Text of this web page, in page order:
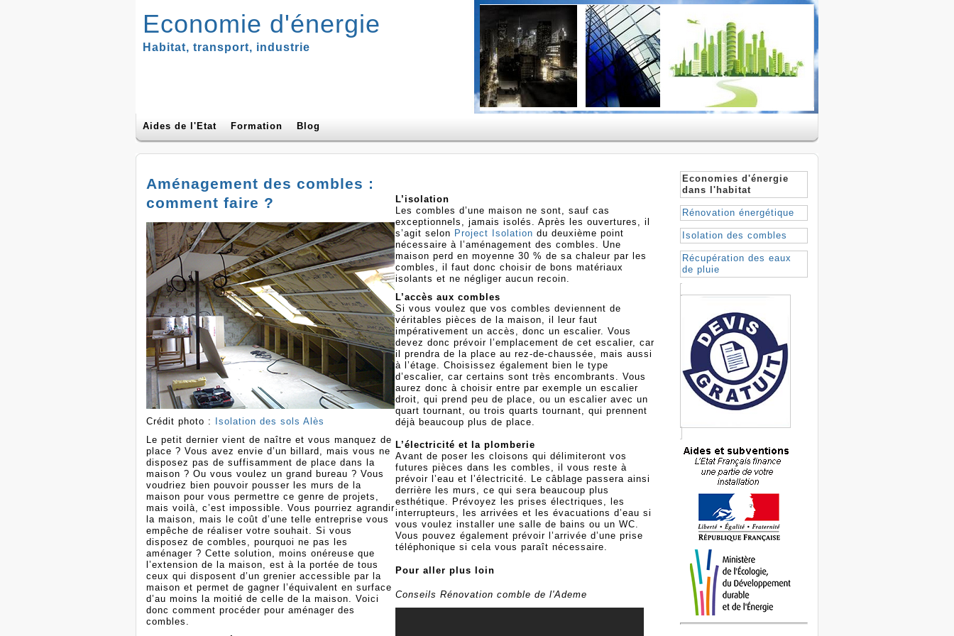
Economie d'énergie
Habitat, transport, industrie
Aides de l'Etat Formation Blog
Aménagement des combles :
comment faire ?
Crédit photo :
Isolation des sols Alès
Le petit dernier vient de naître et vous manquez de
place ? Vous avez envie d’un billard, mais vous ne
disposez pas de suffisamment de place dans la
maison ? Ou vous voulez un grand bureau ? Vous
voudriez bien pouvoir pousser les murs de la
maison pour vous permettre ce genre de projets,
mais voilà, c’est impossible. Vous pourriez agrandir
la maison, mais le coût d’une telle entreprise vous
empêche de réaliser votre souhait. Si vous
disposez de combles, pourquoi ne pas les
aménager ? Cette solution, moins onéreuse que
l’extension de la maison, est à la portée de tous
ceux qui disposent d’un grenier accessible par la
maison et permet de gagner l’équivalent en surface
d’au moins la moitié de celle de la maison. Voici
donc comment procéder pour aménager des
combles.
L’isolation
Les combles d’une maison ne sont, sauf cas
exceptionnels, jamais isolés. Après les ouvertures, il
s’agit selon Project Isolation du deuxième point
nécessaire à l’aménagement des combles. Une
maison perd en moyenne 30 % de sa chaleur par les
combles, il faut donc choisir de bons matériaux
isolants et ne négliger aucun recoin.
L’accès aux combles
Si vous voulez que vos combles deviennent de
véritables pièces de la maison, il leur faut
impérativement un accès, donc un escalier. Vous
devez donc prévoir l’emplacement de cet escalier, car
il prendra de la place au rez-de-chaussée, mais aussi
à l’étage. Choisissez également bien le type
d’escalier, car certains sont très encombrants. Vous
aurez donc à choisir entre par exemple un escalier
droit, qui prend peu de place, ou un escalier avec un
quart tournant, ou trois quarts tournant, qui prennent
déjà beaucoup plus de place.
L’électricité et la plomberie
Avant de poser les cloisons qui délimiteront vos
futures pièces dans les combles, il vous reste à
prévoir l’eau et l’électricité. Le câblage passera ainsi
derrière les murs, ce qui sera beaucoup plus
esthétique. Prévoyez les prises électriques, les
interrupteurs, les arrivées et les évacuations d’eau si
vous voulez installer une salle de bains ou un WC.
Vous pouvez également prévoir l’arrivée d’une prise
téléphonique si cela vous paraît nécessaire.
Pour aller plus loin
Conseils Rénovation comble de l'Ademe
Economies d'énergie
dans l'habitat
Rénovation énergétique
Isolation des combles
Récupération des eaux
de pluie